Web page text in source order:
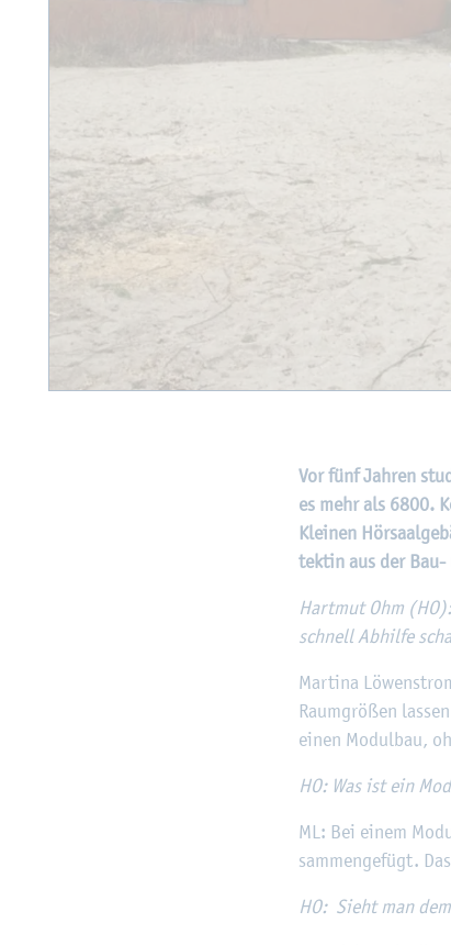
Vor fünf Jah­ren
es mehr als 6800.
Klei­nen
tek­tin aus der
Hart­mut Ohm
schnell Ab­hil­fe
Mar­ti­na
Raum­grö­ßen
einen Mo­dul­bau,
HO: Was ist ein
ML: Bei einem
sam­men­ge­fügt.
HO: Sieht man